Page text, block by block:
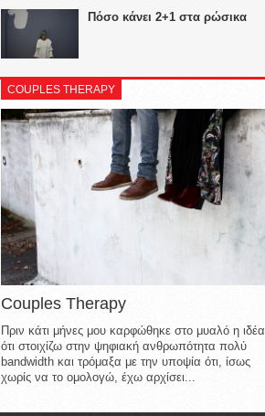
Πόσο κάνει 2+1 στα ρώσικα
COUPLES THERAPY
Couples Therapy
Πριν κάτι μήνες μου καρφώθηκε στο μυαλό η ιδέα
ότι στοιχίζω στην ψηφιακή ανθρωπότητα πολύ
bandwidth και τρόμαξα με την υποψία ότι, ίσως
χωρίς να το ομολογώ, έχω αρχίσει...